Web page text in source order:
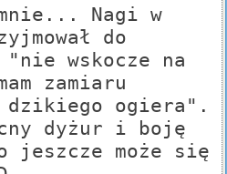
Nagi w
do
"nie wskocze na
zamiaru
dzikiego ogiera".
dyżur i boję
jeszcze może się